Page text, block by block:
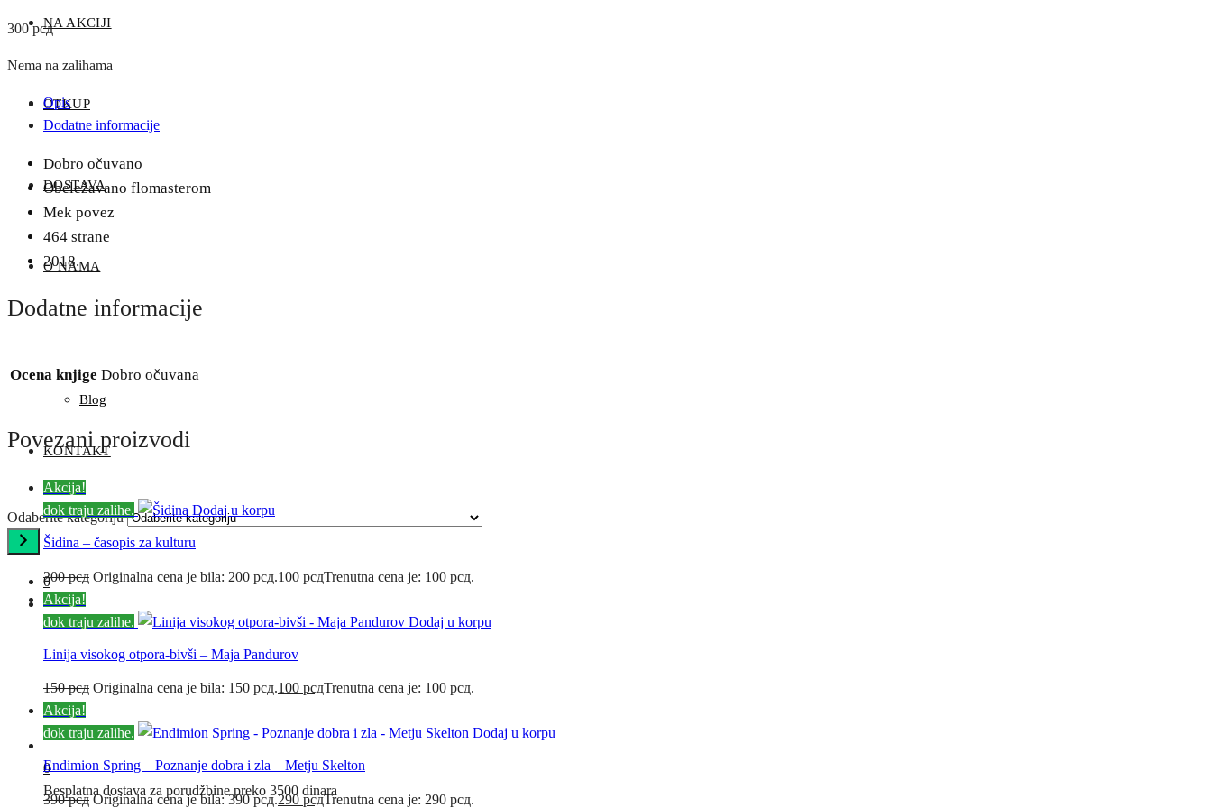
NA AKCIJI
OTKUP
DOSTAVA
O NAMA
Blog
KONTAKT
Odaberite kategoriju
0
0
Besplatna dostava za porudžbine preko 3500 dinara
300рсд
Nema na zalihama
Opis
Dodatne informacije
Dobro očuvano
Obeležavano flomasterom
Mek povez
464 strane
2018.
Dodatne informacije
Ocena knjige Dobro očuvana
Povezani proizvodi
Akcija!
dok traju zalihe.
Dodaj u korpu
Šidina – časopis za kulturu
200рсд Originalna cena je bila: 200 рсд.100 рсдTrenutna cena je: 100 рсд.
Akcija!
dok traju zalihe.
Dodaj u korpu
Linija visokog otpora-bivši – Maja Pandurov
150рсд Originalna cena je bila: 150 рсд.100 рсдTrenutna cena je: 100 рсд.
Akcija!
dok traju zalihe.
Dodaj u korpu
Endimion Spring – Poznanje dobra i zla – Metju Skelton
390рсд Originalna cena je bila: 390 рсд.290 рсдTrenutna cena je: 290 рсд.